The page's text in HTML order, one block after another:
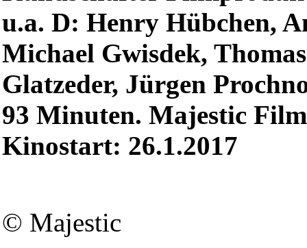
u.a. D: Henry Hübchen,
Michael Gwisdek,
Glatzeder, Jürgen
93 Minuten. Majestic
Kinostart: 26.1.2017
© Majestic